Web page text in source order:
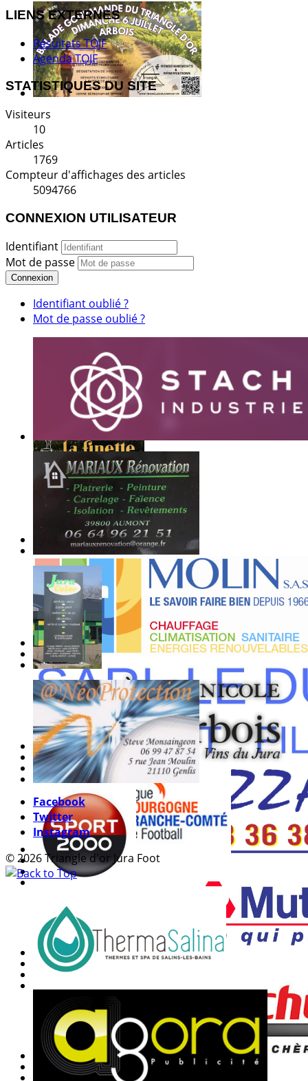
LIENS EXTERNES
Résultats TOJF
Agenda TOJF
STATISTIQUES DU SITE
Visiteurs
10
Articles
1769
Compteur d'affichages des articles
5094766
CONNEXION UTILISATEUR
Identifiant
Mot de passe
Connexion
Identifiant oublié ?
Mot de passe oublié ?
Facebook
Twitter
Instagram
© 2026 Triangle d'or Jura Foot